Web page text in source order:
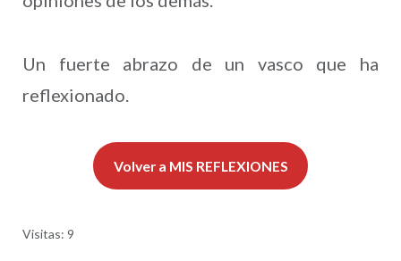
Un fuerte abrazo de un vasco que ha
reflexionado.
Volver a MIS REFLEXIONES
Visitas: 9